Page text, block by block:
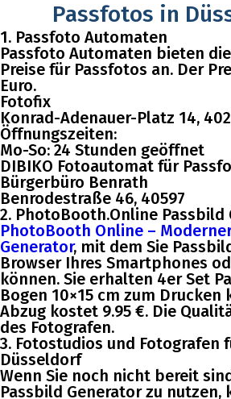
Passfotos in
1. Passfoto Automaten
Passfoto Automaten bieten
Preise für Passfotos an. Der
Euro.
Fotofix
Konrad-Adenauer-Platz 14,
Öffnungszeiten:
Mo-So: 24 Stunden geöffnet
DIBIKO Fotoautomat für
Bürgerbüro Benrath
Benrodestraße 46, 40597
2. PhotoBooth.Online Passbild
PhotoBooth Online –
Generator, mit dem Sie
Browser Ihres Smartphones
können. Sie erhalten 4er Set
Bogen 10×15 cm zum Drucken
Abzug kostet 9.95 €. Die
des Fotografen.
3. Fotostudios und Fotografen
Düsseldorf
Wenn Sie noch nicht bereit
Passbild Generator zu nutzen,